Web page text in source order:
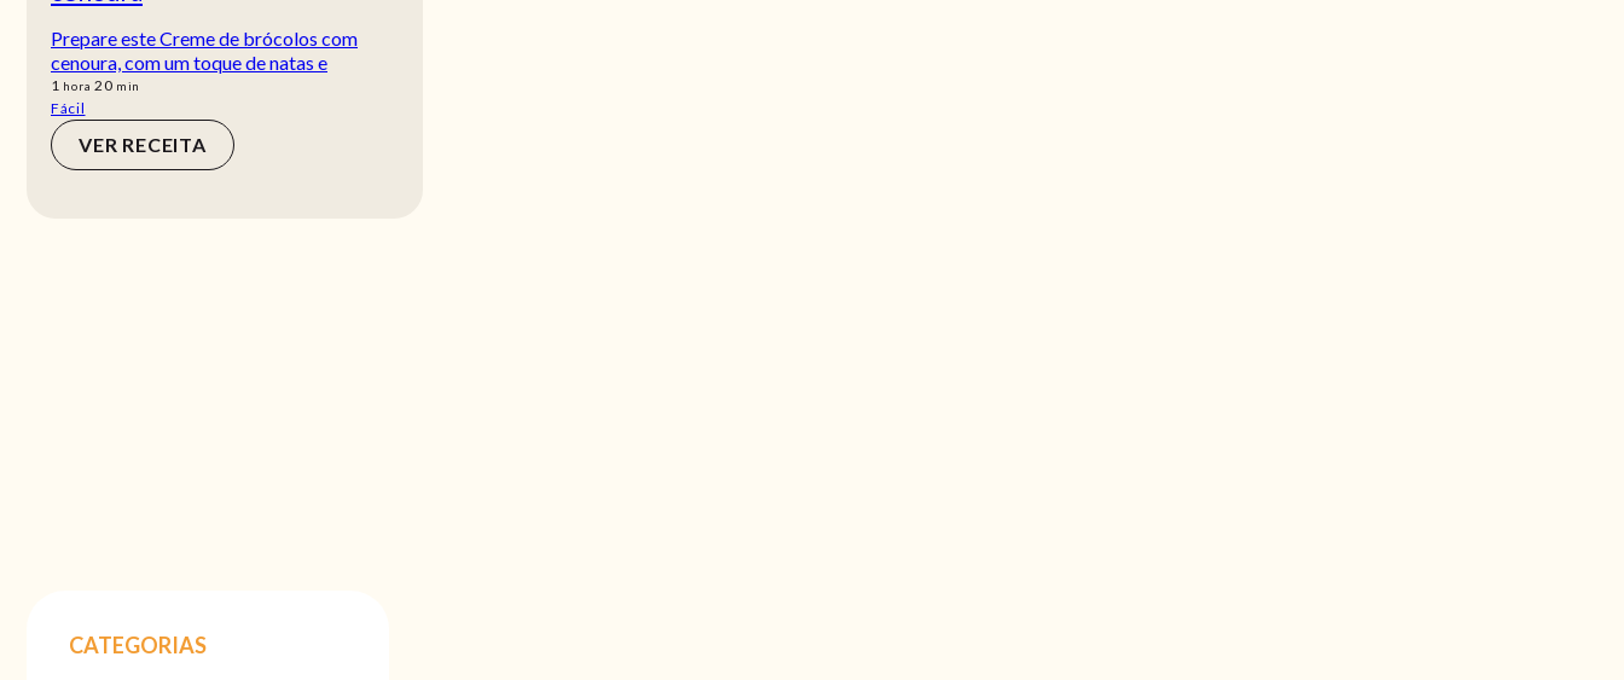
Prepare este Creme de brócolos com
cenoura, com um toque de natas e
1 hora
hora 20min
min
Fácil
VER RECEITA
CATEGORIAS